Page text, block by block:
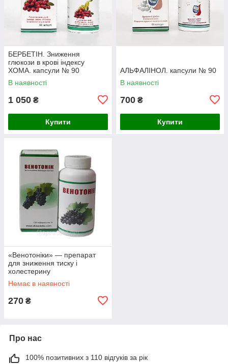
БЕРБЕТІН. Зниження
глюкози в крові індексу
ХОМА. капсули № 90
В наявності
1 050 ₴
Купити
АЛЬФАЛІНОЛ. капсули № 90
В наявності
700 ₴
Купити
«Венотоніки» — препарат
для зниження тиску і
холестерину
Немає в наявності
270 ₴
Про нас
100% позитивних з 110 відгуків за рік